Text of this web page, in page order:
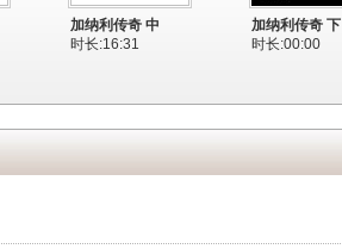
加纳利传奇 中
时长:16:31
加纳利传奇 下
时长:00:00